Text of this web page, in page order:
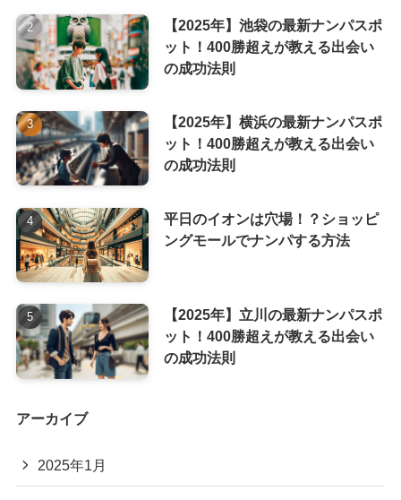
【2025年】池袋の最新ナンパスポ
ット！400勝超えが教える出会い
の成功法則
【2025年】横浜の最新ナンパスポ
ット！400勝超えが教える出会い
の成功法則
平日のイオンは穴場！？ショッピ
ングモールでナンパする方法
【2025年】立川の最新ナンパスポ
ット！400勝超えが教える出会い
の成功法則
アーカイブ
2025年1月